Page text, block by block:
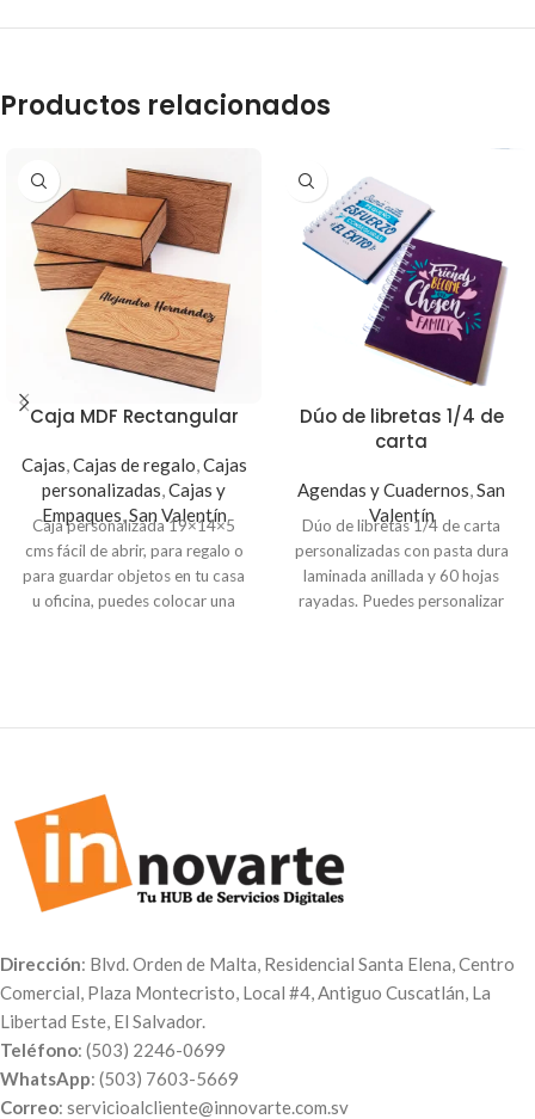
Productos relacionados
Caja MDF Rectangular
Cajas,Cajas de regalo,Cajas
personalizadas,Cajas y
Empaques,San Valentín
Caja personalizada 19×14×5
cms fácil de abrir, para regalo o
para guardar objetos en tu casa
u oficina, puedes colocar una
Dúo de libretas 1/4 de
carta
Agendas y Cuadernos,San
Valentín
Dúo de libretas 1/4 de carta
personalizadas con pasta dura
laminada anillada y 60 hojas
rayadas. Puedes personalizar
Dirección: Blvd. Orden de Malta, Residencial Santa Elena, Centro
Comercial, Plaza Montecristo, Local #4, Antiguo Cuscatlán, La
Libertad Este, El Salvador.
Teléfono: (503) 2246-0699
WhatsApp: (503) 7603-5669
Correo: servicioalcliente@innovarte.com.sv